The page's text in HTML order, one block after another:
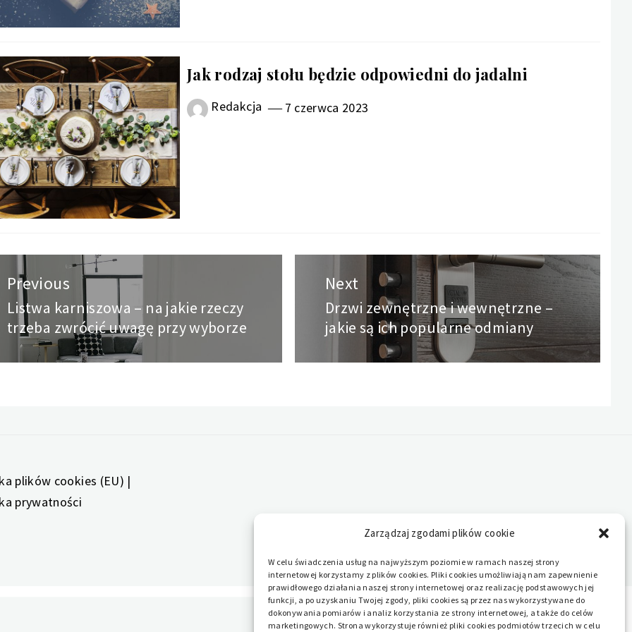
Zarządzaj zgodami plików cookie
W celu świadczenia usług na najwyższym poziomie w ramach naszej strony
internetowej korzystamy z plików cookies. Pliki cookies umożliwiają nam zapewnienie
prawidłowego działania naszej strony internetowej oraz realizację podstawowych jej
funkcji, a po uzyskaniu Twojej zgody, pliki cookies są przez nas wykorzystywane do
dokonywania pomiarów i analiz korzystania ze strony internetowej, a także do celów
marketingowych. Strona wykorzystuje również pliki cookies podmiotów trzecich w celu
Jak rodzaj stołu będzie odpowiedni do jadalni
Redakcja 7 czerwca 2023
Previous
Previous
post:
Listwa karniszowa – na jakie rzeczy
trzeba zwrócić uwagę przy wyborze
Next
Next
post:
Drzwi zewnętrzne i wewnętrzne –
jakie są ich popularne odmiany
plików cookies (EU) |
prywatności